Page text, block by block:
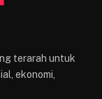
terarah untuk
ekonomi,